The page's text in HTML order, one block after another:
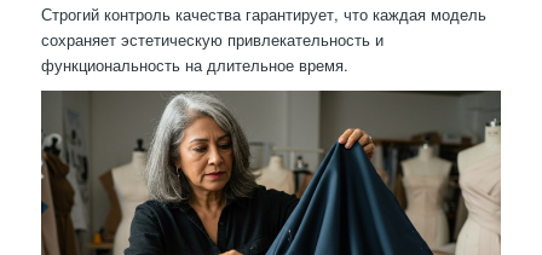
Строгий контроль качества гарантирует, что каждая модель
сохраняет эстетическую привлекательность и
функциональность на длительное время.